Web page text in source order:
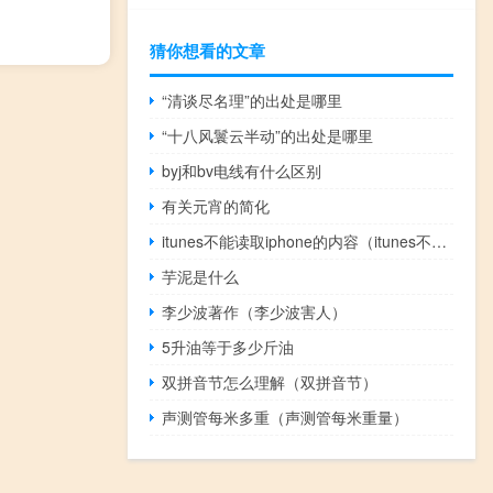
猜你想看的文章
“清谈尽名理”的出处是哪里
“十八风鬟云半动”的出处是哪里
byj和bv电线有什么区别
有关元宵的简化
itunes不能读取iphone的内容（itunes不能读取iphone）
芋泥是什么
李少波著作（李少波害人）
5升油等于多少斤油
双拼音节怎么理解（双拼音节）
声测管每米多重（声测管每米重量）